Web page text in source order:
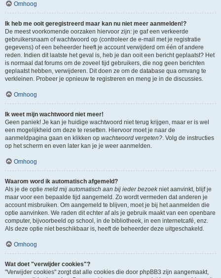
Omhoog
Ik heb me ooit geregistreerd maar kan nu niet meer aanmelden!?
De meest voorkomende oorzaken hiervoor zijn: je gaf een verkeerde
gebruikersnaam of wachtwoord op (controleer de e-mail met je registratie
gegevens) of een beheerder heeft je account verwijderd om één of andere
reden. Indien dit laatste het geval is, heb je dan ooit een bericht geplaatst? Het
is normaal dat forums om de zoveel tijd gebruikers, die nog geen berichten
geplaatst hebben, verwijderen. Dit doen ze om de database qua omvang te
verkleinen. Probeer je opnieuw te registreren en meng je in de discussies.
Omhoog
Ik weet mijn wachtwoord niet meer!
Geen paniek! Je kan je huidige wachtwoord niet terug krijgen, maar er is wel
een mogelijkheid om deze te resetten. Hiervoor moet je naar de
aanmeldpagina gaan en klikken op wachtwoord vergeten?. Volg de instructies
op het scherm en even later kan je je weer aanmelden.
Omhoog
Waarom word ik automatisch afgemeld?
Als je de optie meld mij automatisch aan bij ieder bezoekniet aanvinkt, blijf je
maar voor een bepaalde tijd aangemeld. Zo wordt vermeden dat anderen je
account misbruiken. Om aangemeld te blijven, moet je bij het aanmelden die
optie aanvinken. We raden dit echter af als je gebruik maakt van een openbare
computer, bijvoorbeeld op school, in de bibliotheek, in een internetcafé, enz.
Als deze optie niet beschikbaar is, heeft de beheerder deze uitgeschakeld.
Omhoog
Wat doet "verwijder cookies"?
"Verwijder cookies" zorgt dat alle cookies die door phpBB3 zijn aangemaakt,